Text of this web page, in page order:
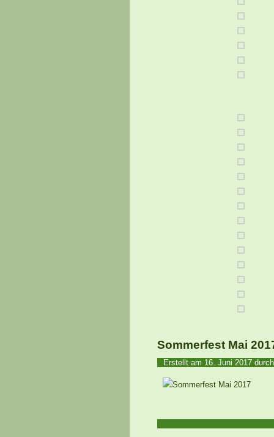
Sommerfest Mai
Erstellt am 16. Juni 2017